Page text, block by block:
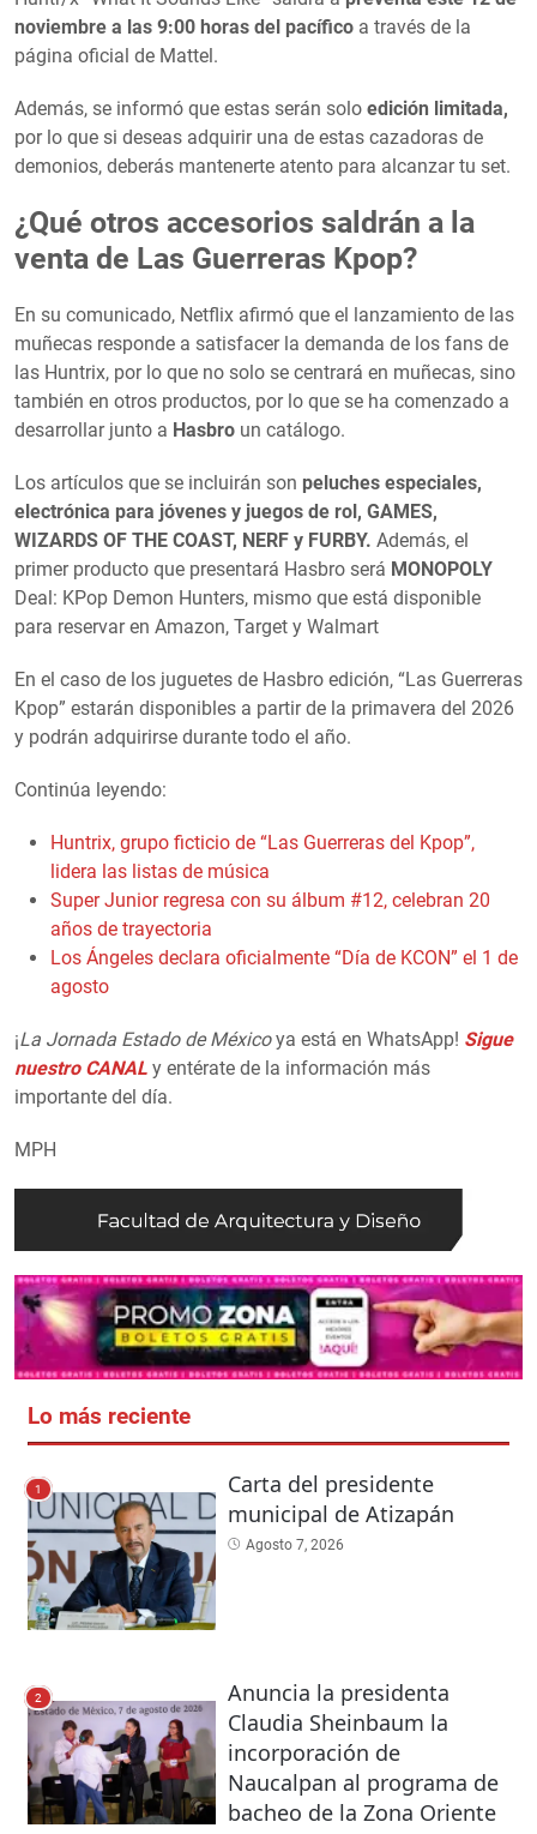
noviembre a las 9:00 horas del pacífico a través de la
página oficial de Mattel.
Además, se informó que estas serán solo edición limitada,
por lo que si deseas adquirir una de estas cazadoras de
demonios, deberás mantenerte atento para alcanzar tu set.
¿Qué otros accesorios saldrán a la
venta de Las Guerreras Kpop?
En su comunicado, Netflix afirmó que el lanzamiento de las
muñecas responde a satisfacer la demanda de los fans de
las Huntrix, por lo que no solo se centrará en muñecas, sino
también en otros productos, por lo que se ha comenzado a
desarrollar junto a Hasbro un catálogo.
Los artículos que se incluirán son peluches especiales,
electrónica para jóvenes y juegos de rol, GAMES,
WIZARDS OF THE COAST, NERF y FURBY. Además, el
primer producto que presentará Hasbro será MONOPOLY
Deal: KPop Demon Hunters, mismo que está disponible
para reservar en Amazon, Target y Walmart
En el caso de los juguetes de Hasbro edición, “Las Guerreras
Kpop” estarán disponibles a partir de la primavera del 2026
y podrán adquirirse durante todo el año.
Continúa leyendo:
Huntrix, grupo ficticio de “Las Guerreras del Kpop”,
lidera las listas de música
Super Junior regresa con su álbum #12, celebran 20
años de trayectoria
Los Ángeles declara oficialmente “Día de KCON” el 1 de
agosto
¡La Jornada Estado de Méxicoya está en WhatsApp! Sigue
nuestro CANAL y entérate de la información más
importante del día.
MPH
Lo más reciente
1
Carta del presidente
municipal de Atizapán
Agosto 7, 2026
2
Anuncia la presidenta
Claudia Sheinbaum la
incorporación de
Naucalpan al programa de
bacheo de la Zona Oriente